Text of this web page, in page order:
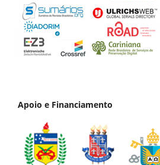
Apoio e Financiamento